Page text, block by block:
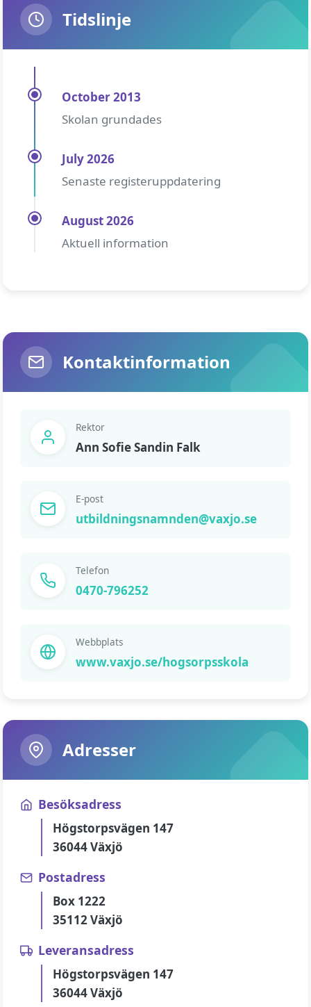
Tidslinje
October 2013
Skolan grundades
July 2026
Senaste registeruppdatering
August 2026
Aktuell information
Kontaktinformation
Rektor
Ann Sofie Sandin Falk
E-post
utbildningsnamnden@vaxjo.se
Telefon
0470-796252
Webbplats
www.vaxjo.se/hogsorpsskola
Adresser
Besöksadress
Högstorpsvägen 147
36044 Växjö
Postadress
Box 1222
35112 Växjö
Leveransadress
Högstorpsvägen 147
36044 Växjö